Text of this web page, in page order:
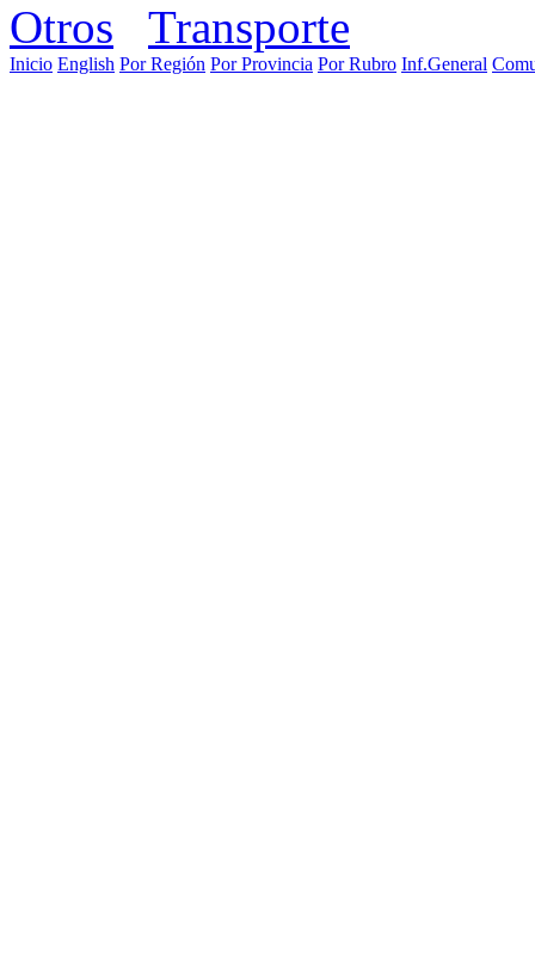
Otros
Transporte
Inicio English Por Región Por Provincia Por Rubro Inf.General